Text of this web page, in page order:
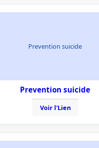
Prevention suicide
Prevention suicide
Voir l'Lien